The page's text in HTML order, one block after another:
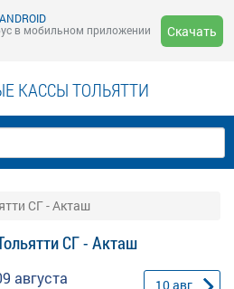
в мобильном приложении
Скачать
КАССЫ ТОЛЬЯТТИ
СГ - Акташ
СГ - Акташ
августа 10авг